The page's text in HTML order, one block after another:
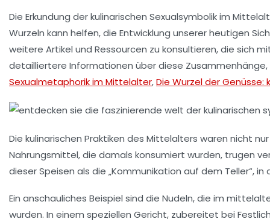
Die Erkundung der kulinarischen Sexualsymbolik im
Wurzeln kann helfen, die Entwicklung unserer heutigen
weitere Artikel und Ressourcen zu konsultieren, die sich
detailliertere Informationen über diese
Sexualmetaphorik im Mittelalter,Die Wurzel der
Die kulinarischen Praktiken des Mittelalters waren nicht
Nahrungsmittel, die damals konsumiert wurden, trugen
dieser Speisen als die „Kommunikation auf dem Teller“,
Ein anschauliches Beispiel sind die Nudeln, die im
wurden. In einem speziellen Gericht, zubereitet bei